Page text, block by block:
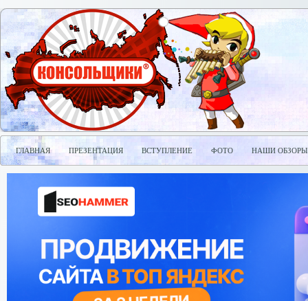
ГЛАВНАЯ ПРЕЗЕНТАЦИЯ ВСТУПЛЕНИЕ ФОТО НАШИ ОБЗОРЫ